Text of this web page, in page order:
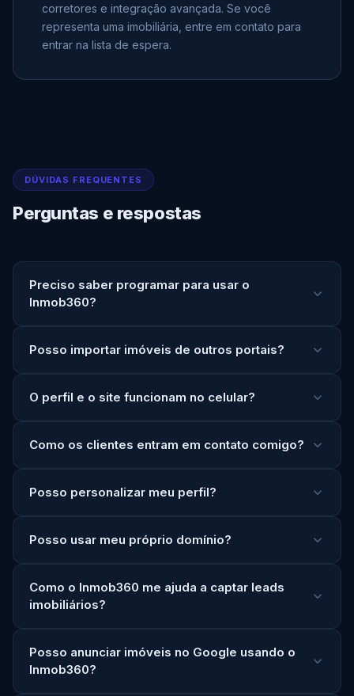
corretores e integração avançada. Se você
representa uma imobiliária, entre em contato para
entrar na lista de espera.
DÚVIDAS FREQUENTES
Perguntas e respostas
Preciso saber programar para usar o
Inmob360?
Posso importar imóveis de outros portais?
O perfil e o site funcionam no celular?
Como os clientes entram em contato comigo?
Posso personalizar meu perfil?
Posso usar meu próprio domínio?
Como o Inmob360 me ajuda a captar leads
imobiliários?
Posso anunciar imóveis no Google usando o
Inmob360?